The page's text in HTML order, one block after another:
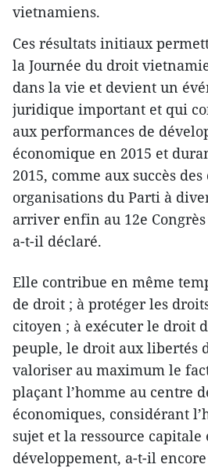
vietnamiens.
Ces résultats initiaux
la Journée du droit
dans la vie et devient un
juridique important et qui
aux performances de
économique en 2015 et
2015, comme aux succès
organisations du Parti à
arriver enfin au 12e
a-t-il déclaré.
Elle contribue en même
de droit ; à protéger les
citoyen ; à exécuter le droit
peuple, le droit aux libertés
valoriser au maximum le
plaçant l’homme au centre
économiques, considérant
sujet et la ressource capitale
développement, a-t-il